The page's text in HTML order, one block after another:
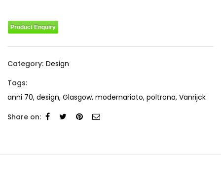
Product Enquiry
Category: Design
Tags:
anni 70, design, Glasgow, modernariato, poltrona, Vanrijck
Share on: